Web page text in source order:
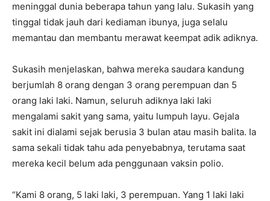
meninggal dunia beberapa tahun yang lalu. Sukasih yang
tinggal tidak jauh dari kediaman ibunya, juga selalu
memantau dan membantu merawat keempat adik adiknya.
Sukasih menjelaskan, bahwa mereka saudara kandung
berjumlah 8 orang dengan 3 orang perempuan dan 5
orang laki laki. Namun, seluruh adiknya laki laki
mengalami sakit yang sama, yaitu lumpuh layu. Gejala
sakit ini dialami sejak berusia 3 bulan atau masih balita. Ia
sama sekali tidak tahu ada penyebabnya, terutama saat
mereka kecil belum ada penggunaan vaksin polio.
“Kami 8 orang, 5 laki laki, 3 perempuan. Yang 1 laki laki